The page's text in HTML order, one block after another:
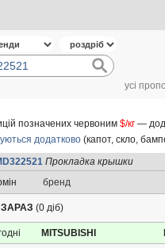
усі
позначених червоним $/кг —
додатково (капот, скло,
Прокладка крышки
бренд
(0 діб)
MITSUBISHI